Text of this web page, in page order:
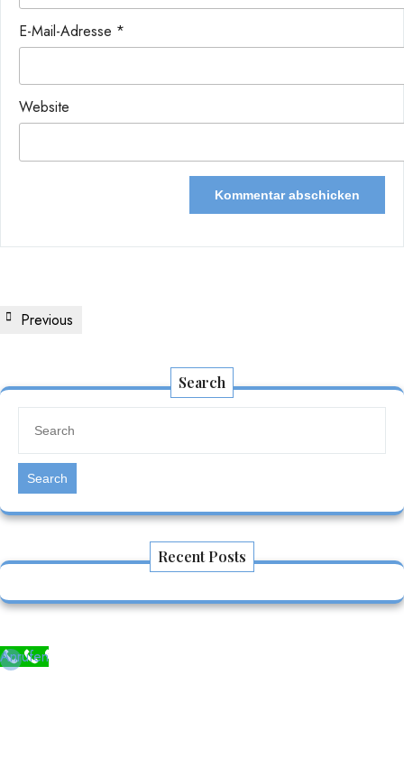
E-Mail-Adresse *
Website
Beitragsnavigation
Previous
Previous
Search
Search
Recent Posts
Anrufen